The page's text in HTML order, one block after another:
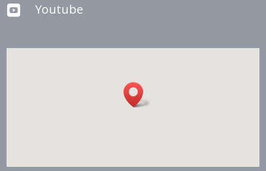
 Youtube